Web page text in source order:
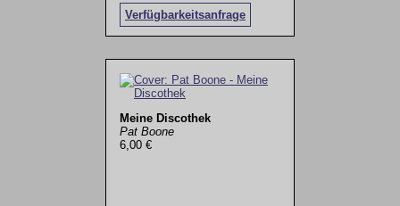
Verfügbarkeitsanfrage
Meine Discothek
Pat Boone
6,00 €